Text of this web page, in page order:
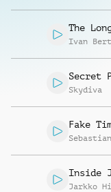
The
Ivan
Secret
Skydiva
Fake
Inside
Jarkko